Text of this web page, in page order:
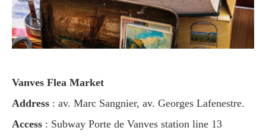
Vanves Flea Market
Address : av. Marc Sangnier, av. Georges Lafenestre.
Access : Subway Porte de Vanves station line 13